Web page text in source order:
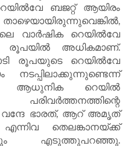
ബജറ്റ് ആയിരം
വാർഷിക റെയിൽവേ
രൂപയിൽ അധികമാണ്.
രൂപയുടെ റെയിൽവേ
ആധുനിക റെയിൽ
ഭാരത്, ആറ് അമൃത്
തെലങ്കാനയ്ക്ക്
എടുത്തുപറഞ്ഞു.